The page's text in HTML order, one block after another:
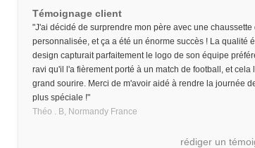
Témoignage client
"J'ai décidé de surprendre mon père avec une chaussette
personnalisée, et ça a été un énorme succès ! La qualité
design capturait parfaitement le logo de son équipe
ravi qu'il l'a fièrement porté à un match de football, et cela
grand sourire. Merci de m'avoir aidé à rendre la journée
plus spéciale !"
Théo . B, Normandy France
rédiger un